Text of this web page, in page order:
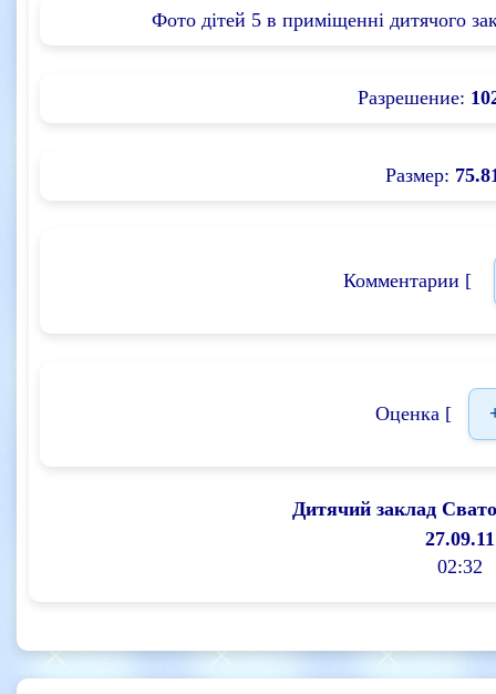
Фото дітей 5 в приміщенні дитячого
Разрешение:
Размер:
Комментарии [
Оценка [
Дитячий заклад
27.09.11
02:32